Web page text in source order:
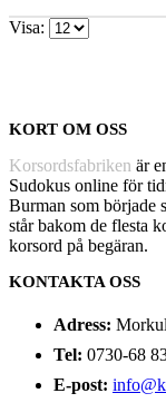
Visa:
KORT OM OSS
Korsordsfabriken är
Sudokus online för
Burman som började
står bakom de flesta
korsord på begäran.
KONTAKTA OSS
Adress:
Tel: 0730-68
E-post: